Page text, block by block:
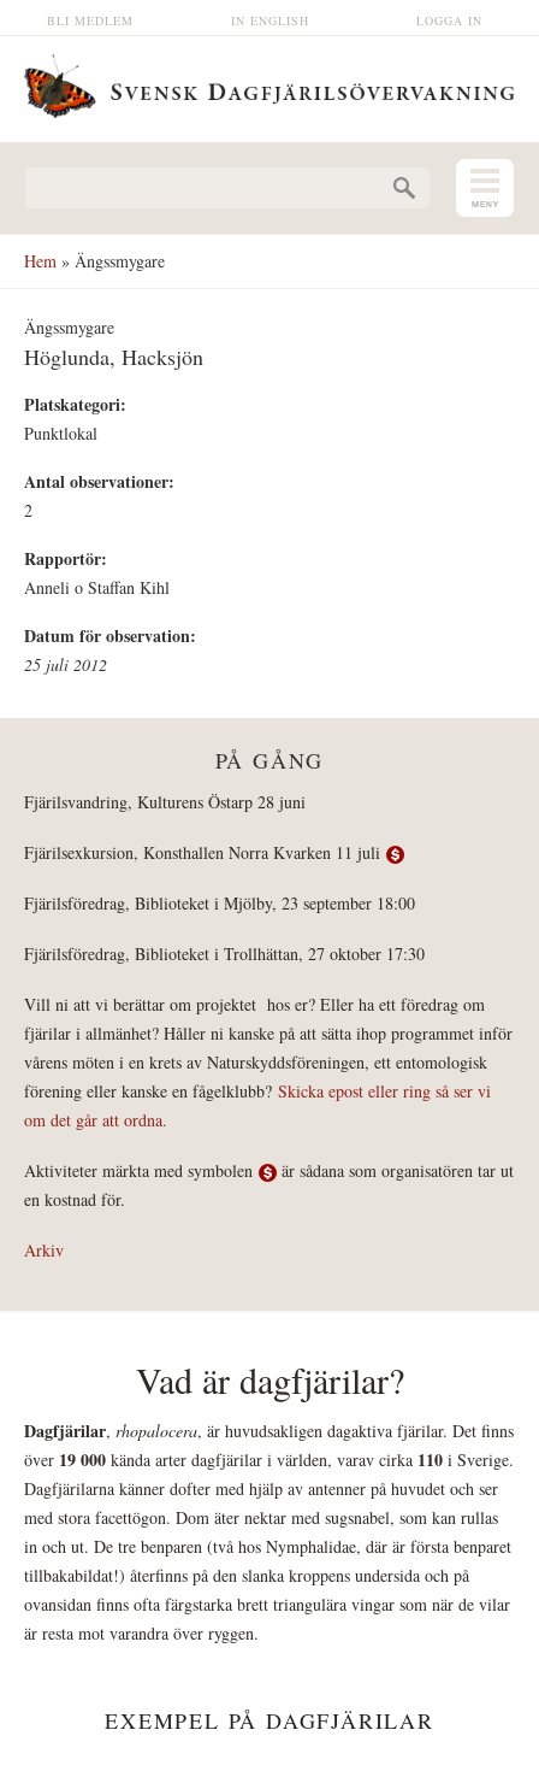
Hoppa till huvudinnehåll LOGGA IN
IN ENGLISH
BLI MEDLEM
Hem » Ängssmygare
Ängssmygare
Höglunda, Hacksjön
Platskategori:
Punktlokal
Antal observationer:
2
Rapportör:
Anneli o Staffan Kihl
Datum för observation:
25 juli 2012
PÅ GÅNG
Fjärilsvandring, Kulturens Östarp 28 juni
Fjärilsexkursion, Konsthallen Norra Kvarken 11 juli
Fjärilsföredrag, Biblioteket i Mjölby, 23 september 18:00
Fjärilsföredrag, Biblioteket i Trollhättan, 27 oktober 17:30
Vill ni att vi berättar om projektet hos er? Eller ha ett föredrag om
fjärilar i allmänhet? Håller ni kanske på att sätta ihop programmet inför
vårens möten i en krets av Naturskyddsföreningen, ett entomologisk
förening eller kanske en fågelklubb? Skicka epost eller ring så ser vi
om det går att ordna.
Aktiviteter märkta med symbolen
är sådana som organisatören tar ut
en kostnad för.
Arkiv
Vad är dagfjärilar?
Dagfjärilar, rhopalocera, är huvudsakligen dagaktiva fjärilar. Det finns
över 19 000 kända arter dagfjärilar i världen, varav cirka 110 i Sverige.
Dagfjärilarna känner dofter med hjälp av antenner på huvudet och ser
med stora facettögon. Dom äter nektar med sugsnabel, som kan rullas
in och ut. De tre benparen (två hos Nymphalidae, där är första benparet
tillbakabildat!) återfinns på den slanka kroppens undersida och på
ovansidan finns ofta färgstarka brett triangulära vingar som när de vilar
är resta mot varandra över ryggen.
EXEMPEL PÅ DAGFJÄRILAR